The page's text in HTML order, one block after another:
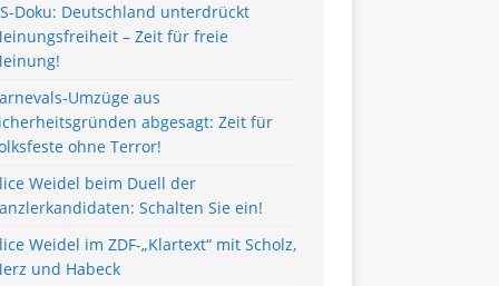
Doku: Deutschland unterdrückt
– Zeit für freie
Umzüge aus
abgesagt: Zeit für
ohne Terror!
Weidel beim Duell der
Schalten Sie ein!
Weidel im ZDF-„Klartext“ mit Scholz,
und Habeck